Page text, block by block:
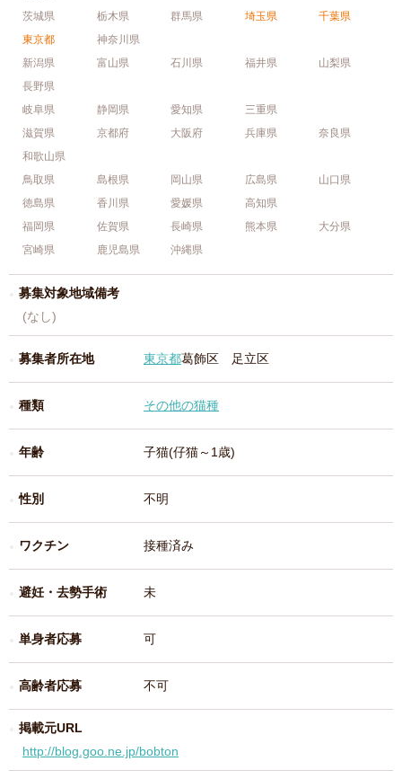
茨城県
栃木県 群馬県 埼玉県
千葉県
東京都
神奈川県
新潟県
富山県 石川県 福井県
山梨県
長野県
岐阜県
静岡県 愛知県
三重県
滋賀県
京都府 大阪府 兵庫県
奈良県
和歌山県
鳥取県
島根県 岡山県 広島県
山口県
徳島県
香川県 愛媛県
高知県
福岡県
佐賀県 長崎県 熊本県
大分県
宮崎県
鹿児島県 沖縄県
募集対象地域備考
(なし)
募集者所在地 東京都葛飾区 足立区
種類 その他の猫種
年齢 子猫(仔猫～1歳)
性別 不明
ワクチン 接種済み
避妊・去勢手術 未
単身者応募 可
高齢者応募 不可
掲載元URL
http://blog.goo.ne.jp/bobton